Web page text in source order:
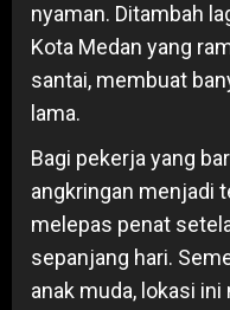
nyaman. Ditambah
Kota Medan yang
santai, membuat
lama.
Bagi pekerja yang
angkringan menjadi
melepas penat
sepanjang hari.
anak muda, lokasi